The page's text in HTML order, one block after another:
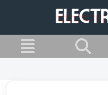
Wkrętarki do regipsu